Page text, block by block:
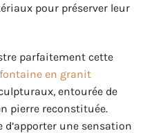
pour préserver leur
parfaitement cette
fontaine en granit
entourée de
pierre reconstituée.
une sensation